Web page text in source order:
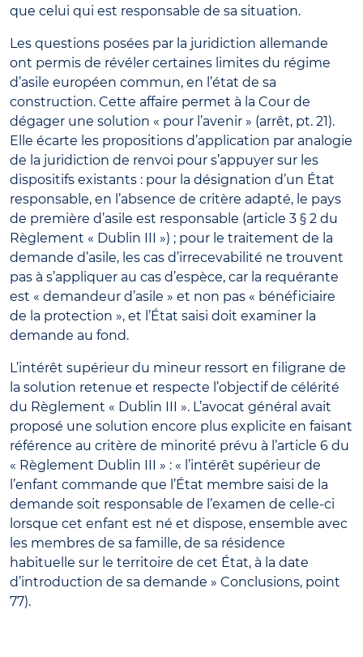
que celui qui est responsable de sa situation.
Les questions posées par la juridiction allemande
ont permis de révéler certaines limites du régime
d’asile européen commun, en l’état de sa
construction. Cette affaire permet à la Cour de
dégager une solution « pour l’avenir » (arrêt, pt. 21).
Elle écarte les propositions d’application par analogie
de la juridiction de renvoi pour s’appuyer sur les
dispositifs existants : pour la désignation d’un État
responsable, en l’absence de critère adapté, le pays
de première d’asile est responsable (article 3 § 2 du
Règlement « Dublin III ») ; pour le traitement de la
demande d’asile, les cas d’irrecevabilité ne trouvent
pas à s’appliquer au cas d’espèce, car la requérante
est « demandeur d’asile » et non pas « bénéficiaire
de la protection », et l’État saisi doit examiner la
demande au fond.
L’intérêt supérieur du mineur ressort en filigrane de
la solution retenue et respecte l’objectif de célérité
du Règlement « Dublin III ». L’avocat général avait
proposé une solution encore plus explicite en faisant
référence au critère de minorité prévu à l’article 6 du
« Règlement Dublin III » : « l’intérêt supérieur de
l’enfant commande que l’État membre saisi de la
demande soit responsable de l’examen de celle-ci
lorsque cet enfant est né et dispose, ensemble avec
les membres de sa famille, de sa résidence
habituelle sur le territoire de cet État, à la date
d’introduction de sa demande » Conclusions, point
77).